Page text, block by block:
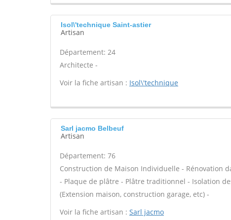
Isol\'technique Saint-astier
Artisan
Département: 24
Architecte -
Voir la fiche artisan : Isol\'technique
Sarl jacmo Belbeuf
Artisan
Département: 76
Construction de Maison Individuelle - Rénovation
- Plaque de plâtre - Plâtre traditionnel - Isolation
(Extension maison, construction garage, etc) -
Voir la fiche artisan : Sarl jacmo